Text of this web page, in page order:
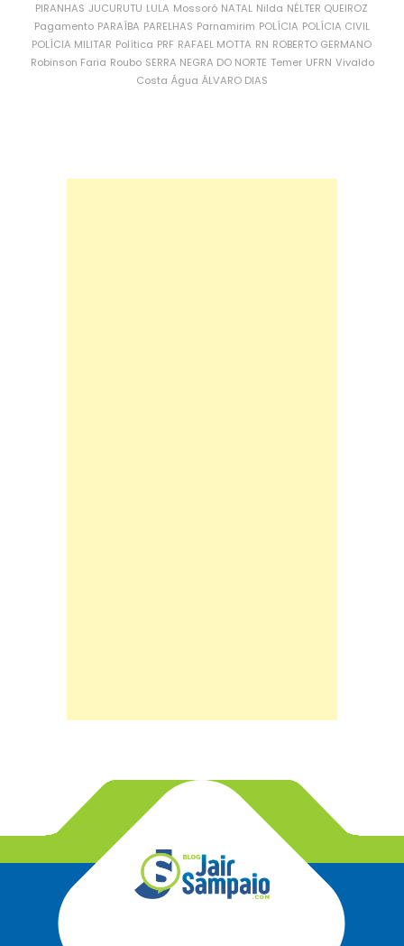
PIRANHAS JUCURUTU LULA Mossoró NATAL Nilda NÉLTER QUEIROZ
Pagamento PARAÍBA PARELHAS Parnamirim POLÍCIA POLÍCIA CIVIL
POLÍCIA MILITAR Política PRF RAFAEL MOTTA RN ROBERTO GERMANO
Robinson Faria Roubo SERRA NEGRA DO NORTE Temer UFRN Vivaldo
Costa Água ÁLVARO DIAS